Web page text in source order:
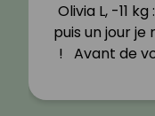
Olivia L, -11
puis un jour je
! Avant de